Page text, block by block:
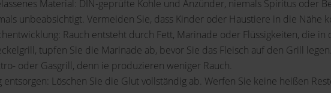
Material: DIN-geprüfte Kohle und Anzünder, niemals Spiritus oder
unbeabsichtigt. Vermeiden Sie, dass Kinder oder Haustiere in die Nähe
Rauch entsteht durch Fett, Marinade oder Flüssigkeiten, die
tupfen Sie die Marinade ab, bevor Sie das Fleisch auf den Grill
oder Gasgrill, denn ie produzieren weniger Rauch.
Löschen Sie die Glut vollständig ab. Werfen Sie keine heißen